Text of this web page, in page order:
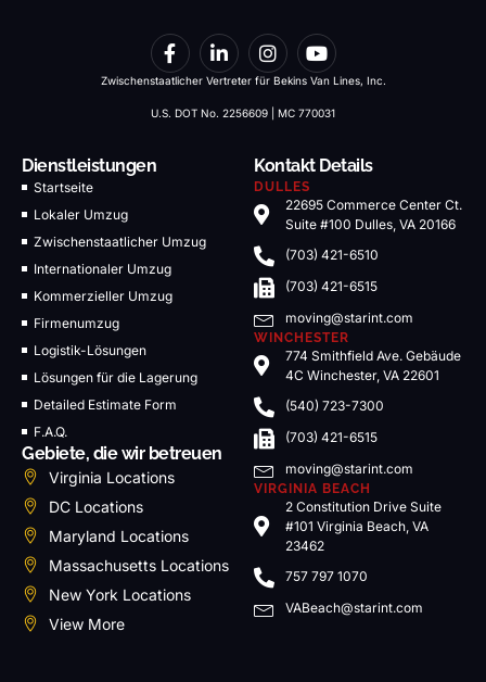
Zwischenstaatlicher Vertreter für Bekins Van Lines, Inc.
U.S. DOT No. 2256609 | MC 770031
Dienstleistungen
Startseite
Lokaler Umzug
Zwischenstaatlicher Umzug
Internationaler Umzug
Kommerzieller Umzug
Firmenumzug
Logistik-Lösungen
Lösungen für die Lagerung
Detailed Estimate Form
F.A.Q.
Gebiete, die wir betreuen
Virginia Locations
DC Locations
Maryland Locations
Massachusetts Locations
New York Locations
View More
Kontakt Details
DULLES
22695 Commerce Center Ct.
Suite #100 Dulles, VA 20166
(703) 421-6510
(703) 421-6515
moving@starint.com
WINCHESTER
774 Smithfield Ave. Gebäude
4C Winchester, VA 22601
(540) 723-7300
(703) 421-6515
moving@starint.com
VIRGINIA BEACH
2 Constitution Drive Suite
#101 Virginia Beach, VA
23462
757 797 1070
VABeach@starint.com